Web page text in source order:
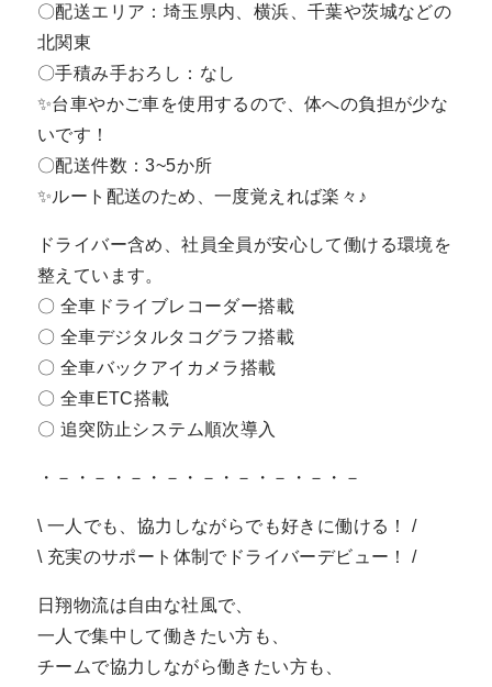
〇配送エリア：埼玉県内、横浜、千葉や茨城などの
北関東
〇手積み手おろし：なし
✨台車やかご車を使用するので、体への負担が少な
いです！
〇配送件数：3~5か所
✨ルート配送のため、一度覚えれば楽々♪
ドライバー含め、社員全員が安心して働ける環境を
整えています。
〇 全車ドライブレコーダー搭載
〇 全車デジタルタコグラフ搭載
〇 全車バックアイカメラ搭載
〇 全車ETC搭載
〇 追突防止システム順次導入
・－・－・－・－・－・－・－・－・－
\ 一人でも、協力しながらでも好きに働ける！ /
\ 充実のサポート体制でドライバーデビュー！ /
日翔物流は自由な社風で、
一人で集中して働きたい方も、
チームで協力しながら働きたい方も、